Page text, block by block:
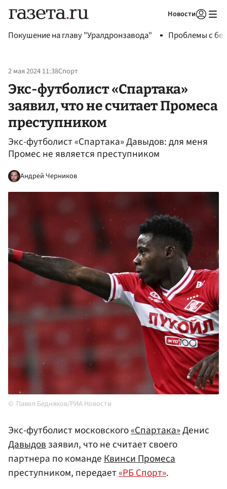
Новости
Покушение на главу "Уралдронзавода" Проблемы с
2 мая 2024 11:38Спорт
Экс-футболист «Спартака»
заявил, что не считает Промеса
преступником
Экс-футболист «Спартака» Давыдов: для меня
Промес не является преступником
Андрей Черников
Павел Бедняков/РИА Новости
Экс-футболист московского«Спартака»Денис
Давыдовзаявил, что не считает своего
партнера по командеКвинси Промеса
преступником, передает«РБ Спорт».